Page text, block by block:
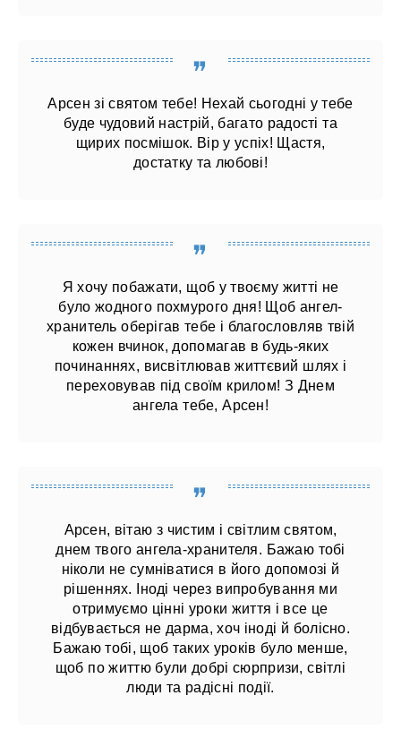
Арсен зі святом тебе! Нехай сьогодні у тебе
буде чудовий настрій, багато радості та
щирих посмішок. Вір у успіх! Щастя,
достатку та любові!
Я хочу побажати, щоб у твоєму житті не
було жодного похмурого дня! Щоб ангел-
хранитель оберігав тебе і благословляв твій
кожен вчинок, допомагав в будь-яких
починаннях, висвітлював життєвий шлях і
переховував під своїм крилом! З Днем
ангела тебе, Арсен!
Арсен, вітаю з чистим і світлим святом,
днем ​​твого ангела-хранителя. Бажаю тобі
ніколи не сумніватися в його допомозі й
рішеннях. Іноді через випробування ми
отримуємо цінні уроки життя і все це
відбувається не дарма, хоч іноді й болісно.
Бажаю тобі, щоб таких уроків було менше,
щоб по життю були добрі сюрпризи, світлі
люди та радісні події.